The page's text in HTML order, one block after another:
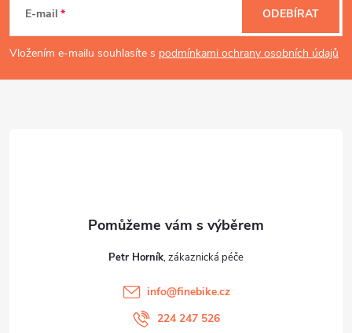
p
a
E-mail
Vložením e-mailu souhlasíte s podmínkami ochrany osobních údajů
ODEBÍRAT
Petr Horník
info@finebike.cz
224 247 526